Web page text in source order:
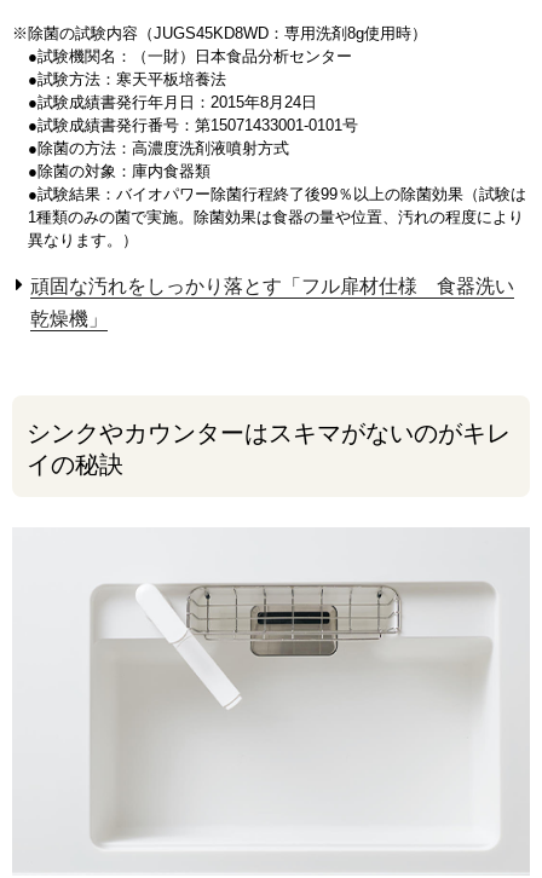
※除菌の試験内容（JUGS45KD8WD：専用洗剤8g使用時）
●試験機関名：（一財）日本食品分析センター
●試験方法：寒天平板培養法
●試験成績書発行年月日：2015年8月24日
●試験成績書発行番号：第15071433001-0101号
●除菌の方法：高濃度洗剤液噴射方式
●除菌の対象：庫内食器類
●試験結果：バイオパワー除菌行程終了後99％以上の除菌効果（試験は
1種類のみの菌で実施。除菌効果は食器の量や位置、汚れの程度により
異なります。）
頑固な汚れをしっかり落とす「フル扉材仕様 食器洗い
乾燥機」
シンクやカウンターはスキマがないのがキレ
イの秘訣